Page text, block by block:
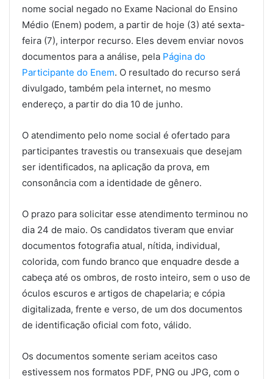
nome social negado no Exame Nacional do Ensino
Médio (Enem) podem, a partir de hoje (3) até sexta-
feira (7), interpor recurso. Eles devem enviar novos
documentos para a análise, pela Página do
Participante do Enem. O resultado do recurso será
divulgado, também pela internet, no mesmo
endereço, a partir do dia 10 de junho.
O atendimento pelo nome social é ofertado para
participantes travestis ou transexuais que desejam
ser identificados, na aplicação da prova, em
consonância com a identidade de gênero.
O prazo para solicitar esse atendimento terminou no
dia 24 de maio. Os candidatos tiveram que enviar
documentos fotografia atual, nítida, individual,
colorida, com fundo branco que enquadre desde a
cabeça até os ombros, de rosto inteiro, sem o uso de
óculos escuros e artigos de chapelaria; e cópia
digitalizada, frente e verso, de um dos documentos
de identificação oficial com foto, válido.
Os documentos somente seriam aceitos caso
estivessem nos formatos PDF, PNG ou JPG, com o